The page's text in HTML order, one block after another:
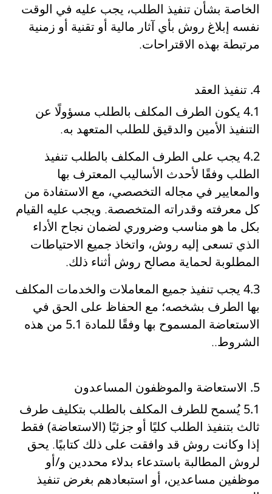
الخاصة بشأن تنفيذ الطلب، يجب عليه في الوقت
نفسه إبلاغ روش بأي آثار مالية أو تقنية أو زمنية
مرتبطة بهذه الاقتراحات.
4. تنفيذ العقد
4.1 يكون الطرف المكلف بالطلب مسؤولًا عن
التنفيذ الأمين والدقيق للطلب المتعهد به.
4.2 يجب على الطرف المكلف بالطلب تنفيذ
الطلب وفقًا لأحدث الأساليب المعترف بها
والمعايير في مجاله التخصصي، مع الاستفادة من
كل معرفته وقدراته المتخصصة. ويجب عليه القيام
بكل ما هو مناسب وضروري لضمان نجاح الأداء
الذي تسعى إليه روش، واتخاذ جميع الاحتياطات
المطلوبة لحماية مصالح روش أثناء ذلك.
4.3 يجب تنفيذ جميع المعاملات والخدمات المكلف
بها الطرف بشخصه؛ مع الحفاظ على الحق في
الاستعاضة المسموح بها وفقًا للمادة 5.1 من هذه
الشروط.
.
5. الاستعاضة والموظفون المساعدون
5.1 يُسمح للطرف المكلف بالطلب بتكليف طرف
ثالث بتنفيذ الطلب كليًا أو جزئيًا (الاستعاضة) فقط
إذا وكانت روش قد وافقت على ذلك كتابيًا. يحق
لروش المطالبة باستدعاء بدلاء محددين و/أو
موظفين مساعدين، أو استبعادهم بغرض تنفيذ